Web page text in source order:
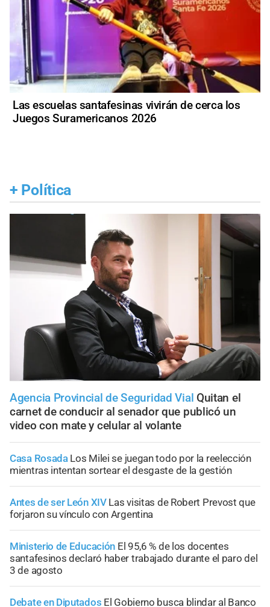
Las escuelas santafesinas vivirán de cerca los
Juegos Suramericanos 2026
+ Política
Agencia Provincial de Seguridad Vial Quitan el
carnet de conducir al senador que publicó un
video con mate y celular al volante
Casa Rosada Los Milei se juegan todo por la reelección
mientras intentan sortear el desgaste de la gestión
Antes de ser León XIV Las visitas de Robert Prevost que
forjaron su vínculo con Argentina
Ministerio de Educación El 95,6 % de los docentes
santafesinos declaró haber trabajado durante el paro del
3 de agosto
Debate en Diputados El Gobierno busca blindar al Banco